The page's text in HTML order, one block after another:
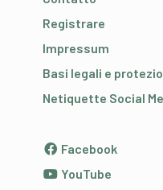
Registrare
Impressum
Basi legali e
Netiquette Social
Facebook
YouTube